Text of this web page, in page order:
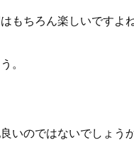
もちろん楽しいですよね
。
いのではないでしょうか